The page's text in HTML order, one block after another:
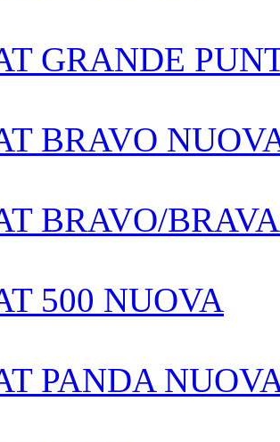
GRANDE
BRAVO
BRAVO/BRAVA
500 NUOVA
PANDA